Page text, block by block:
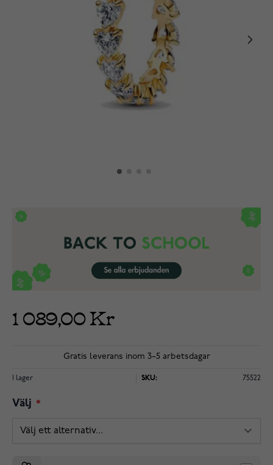
1 089,00 Kr
Gratis leverans inom 3–5 arbetsdagar
I lager SKU: 75522
Välj